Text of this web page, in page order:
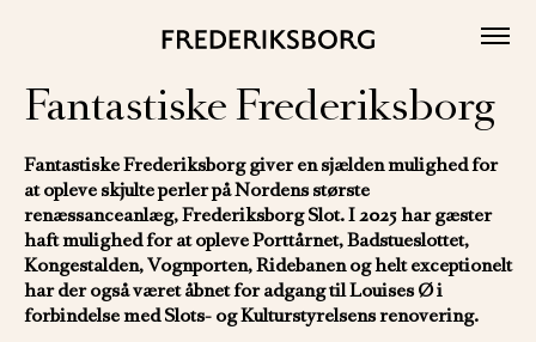
Fantastiske Frederiksborg
Fantastiske Frederiksborg giver en sjælden mulighed for
at opleve skjulte perler på Nordens største
renæssanceanlæg, Frederiksborg Slot. I 2025 har gæster
haft mulighed for at opleve Porttårnet, Badstueslottet,
Kongestalden, Vognporten, Ridebanen og helt exceptionelt
har der også været åbnet for adgang til Louises Ø i
forbindelse med Slots- og Kulturstyrelsens renovering.